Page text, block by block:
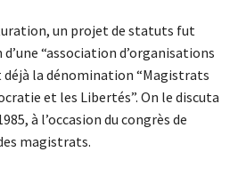
un projet de statuts fut
“association d’organisations
la dénomination “Magistrats
et les Libertés”. On le discuta
à l’occasion du congrès de
magistrats.